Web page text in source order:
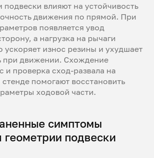
подвески влияют на устойчивость
движения по прямой. При
появляется увод
а нагрузка на рычаги
ускоряет износ резины и ухудшает
при движении. Схождение
и проверка сход-развала на
помогают восстановить
ходовой части.
симптомы
подвески